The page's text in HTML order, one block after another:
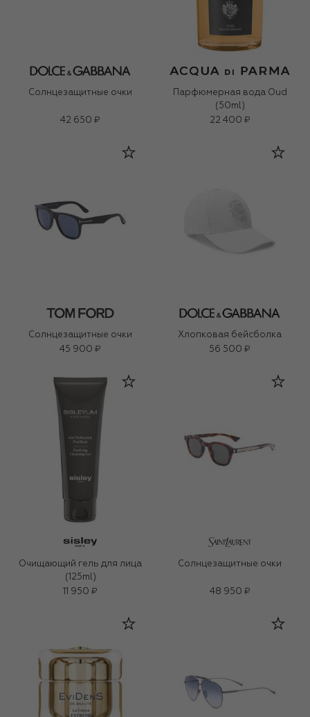
Солнцезащитные очки
42 650 ₽
Парфюмерная вода Oud
(50ml)
22 400 ₽
Солнцезащитные очки
45 900 ₽
Хлопковая бейсболка
56 500 ₽
Очищающий гель для лица
(125ml)
11 950 ₽
Солнцезащитные очки
48 950 ₽